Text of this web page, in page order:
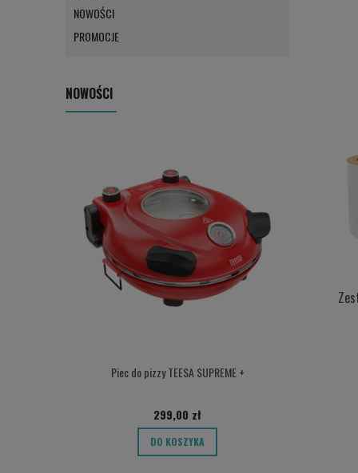
NOWOŚCI
PROMOCJE
NOWOŚCI
Piec do pizzy TEESA SUPREME +
299,00 zł
DO KOSZYKA